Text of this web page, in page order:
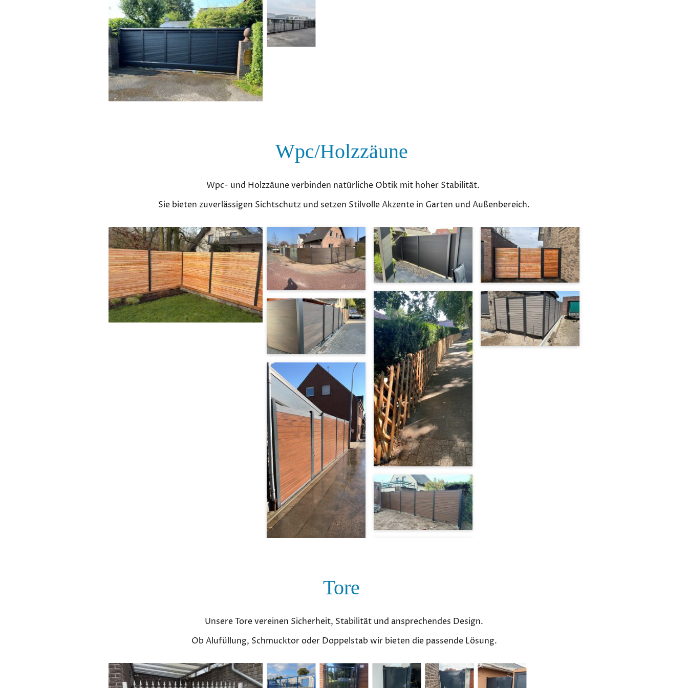
Wpc/Holzzäune
Wpc- und Holzzäune verbinden natürliche Obtik mit hoher Stabilität.
Sie bieten zuverlässigen Sichtschutz und setzen Stilvolle Akzente in Garten und Außenbereich.
Tore
Unsere Tore vereinen Sicherheit, Stabilität und ansprechendes Design.
Ob Alufüllung, Schmucktor oder Doppelstab wir bieten die passende Lösung.